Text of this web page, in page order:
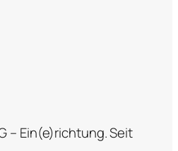
– Ein(e)richtung. Seit